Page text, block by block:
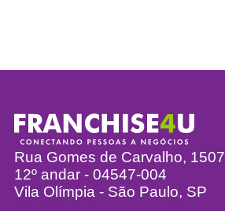
Rua Gomes de Carvalho, 1507
12º andar - 04547-004
Vila Olímpia - São Paulo, SP